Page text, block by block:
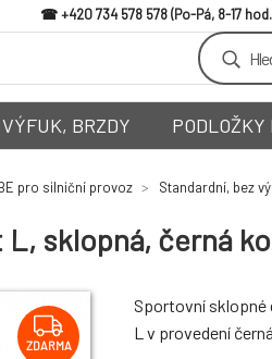
+420 734 578 578
BRZDY PODLOŽKY
pro silniční provoz Standardní, bez
sklopná, černá
ZDARMA
Sportovní sklopné
L v provedení